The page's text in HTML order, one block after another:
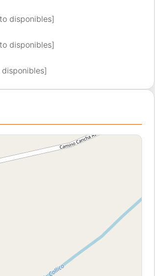
disponibles]
disponibles]